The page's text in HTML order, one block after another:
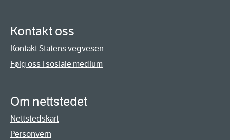
Kontakt oss
Kontakt Statens vegvesen
Følg oss i sosiale medium
Om nettstedet
Nettstedskart
Personvern